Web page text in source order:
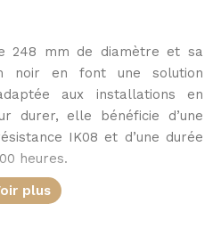
248 mm de diamètre et sa
noir en font une solution
aux installations en
durer, elle bénéficie d’une
IK08 et d’une durée
heures.
plus